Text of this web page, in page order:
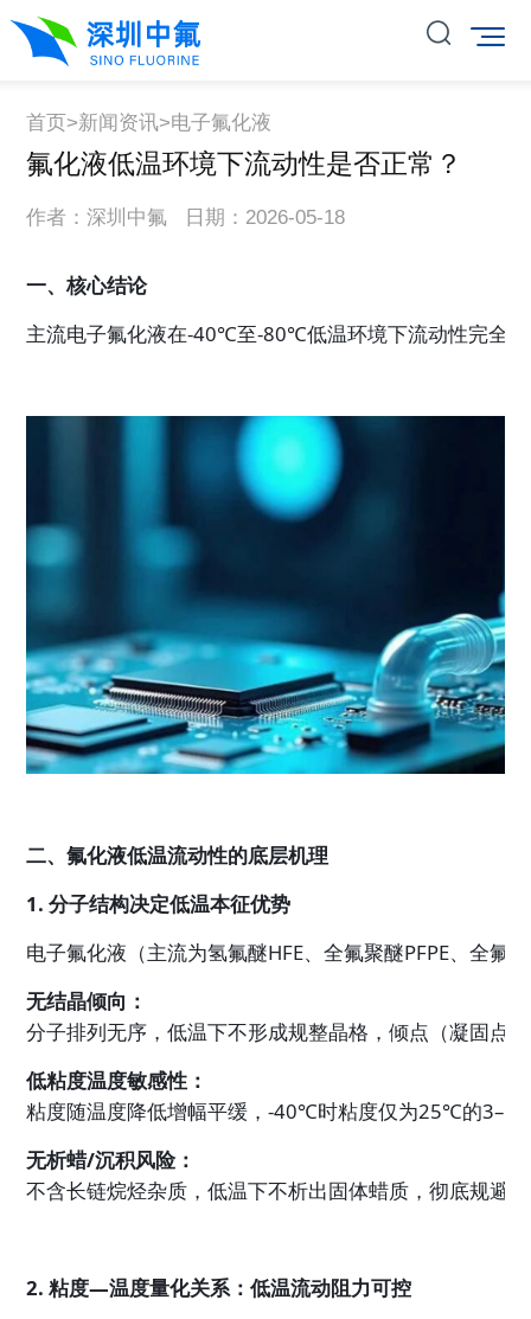
首页>新闻资讯>电子氟化液
氟化液低温环境下流动性是否正常？
作者：深圳中氟 日期：2026-05-18
一、核心结论
主流电子氟化液在-40℃至-80℃低温环境下流动性完全
二、氟化液低温流动性的底层机理
1. 分子结构决定低温本征优势
电子氟化液（主流为氢氟醚HFE、全氟聚醚PFPE、全
无结晶倾向：
分子排列无序，低温下不形成规整晶格，倾点（凝固
低粘度温度敏感性：
粘度随温度降低增幅平缓，-40℃时粘度仅为25℃的3–5
无析蜡/沉积风险：
不含长链烷烃杂质，低温下不析出固体蜡质，彻底规避
2. 粘度—温度量化关系：低温流动阻力可控